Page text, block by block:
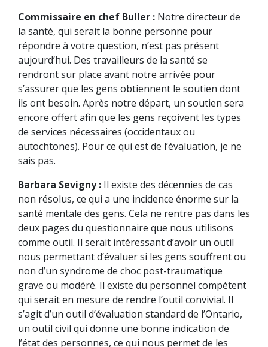
Commissaire en chef Buller : Notre directeur de
la santé, qui serait la bonne personne pour
répondre à votre question, n’est pas présent
aujourd’hui. Des travailleurs de la santé se
rendront sur place avant notre arrivée pour
s’assurer que les gens obtiennent le soutien dont
ils ont besoin. Après notre départ, un soutien sera
encore offert afin que les gens reçoivent les types
de services nécessaires (occidentaux ou
autochtones). Pour ce qui est de l’évaluation, je ne
sais pas.
Barbara Sevigny : Il existe des décennies de cas
non résolus, ce qui a une incidence énorme sur la
santé mentale des gens. Cela ne rentre pas dans les
deux pages du questionnaire que nous utilisons
comme outil. Il serait intéressant d’avoir un outil
nous permettant d’évaluer si les gens souffrent ou
non d’un syndrome de choc post-traumatique
grave ou modéré. Il existe du personnel compétent
qui serait en mesure de rendre l’outil convivial. Il
s’agit d’un outil d’évaluation standard de l’Ontario,
un outil civil qui donne une bonne indication de
l’état des personnes, ce qui nous permet de les